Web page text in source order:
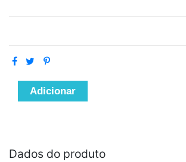
Adicionar
Dados do produto